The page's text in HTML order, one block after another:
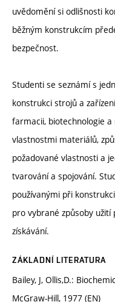
uvědomění si odlišnosti
běžným konstrukcím
bezpečnost.
Studenti se seznámí s
konstrukci strojů a
farmacii, biotechnologie a
vlastnostmi materiálů,
požadované vlastnosti a
tvarování a spojování.
používanými při
pro vybrané způsoby užití
získávání.
ZÁKLADNÍ LITERATURA
Bailey, J, Ollis,D.:
McGraw-Hill, 1977 (EN)